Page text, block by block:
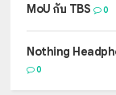
MoU กับ TBS
0
Nothing
0